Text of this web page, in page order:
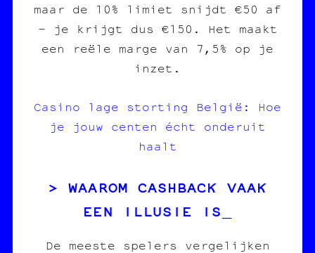
maar de 10% limiet snijdt €50 af
– je krijgt dus €150. Het maakt
een reële marge van 7,5% op je
inzet.
Casino lage storting België: Hoe
je jouw centen écht onderuit
haalt
WAAROM CASHBACK VAAK
EEN ILLUSIE IS
De meeste spelers vergelijken